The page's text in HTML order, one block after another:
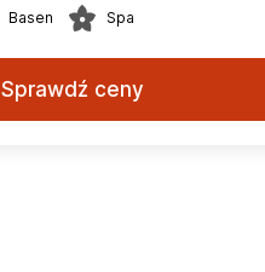
Basen Spa
Sprawdź ceny